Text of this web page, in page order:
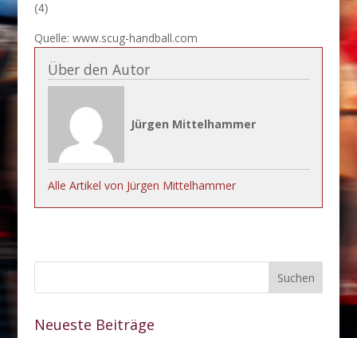
(4)
Quelle: www.scug-handball.com
Über den Autor
Jürgen Mittelhammer
Alle Artikel von Jürgen Mittelhammer
Neueste Beiträge